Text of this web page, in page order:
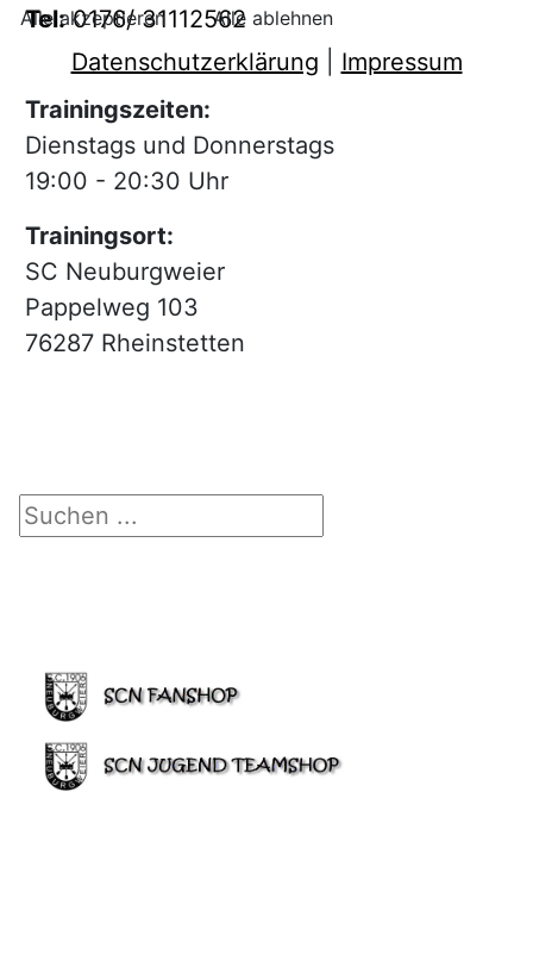
Suchen ...
Tel:0176/ 31112562
Trainingszeiten:
Dienstags und Donnerstags
19:00 - 20:30 Uhr
Trainingsort:
SC Neuburgweier
Pappelweg 103
76287 Rheinstetten
Alle akzeptieren Alle ablehnen
Datenschutzerklärung Impressum